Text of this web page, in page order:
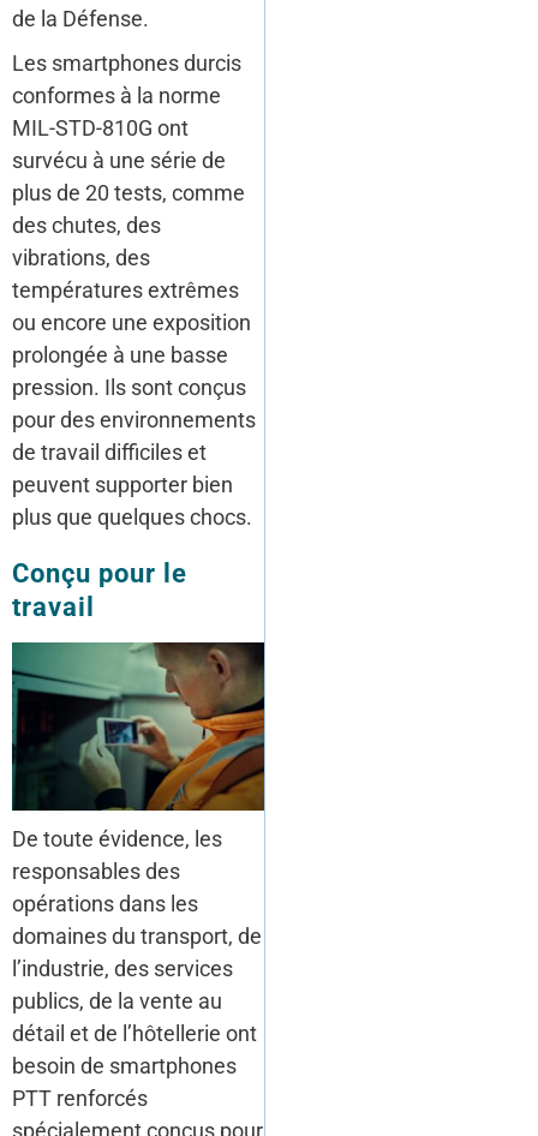
de la Défense.
Les smartphones durcis
conformes à la norme
MIL-STD-810G ont
survécu à une série de
plus de 20 tests, comme
des chutes, des
vibrations, des
températures extrêmes
ou encore une exposition
prolongée à une basse
pression. Ils sont conçus
pour des environnements
de travail difficiles et
peuvent supporter bien
plus que quelques chocs.
Conçu pour le
travail
De toute évidence, les
responsables des
opérations dans les
domaines du transport, de
l’industrie, des services
publics, de la vente au
détail et de l’hôtellerie ont
besoin de smartphones
PTT renforcés
spécialement conçus pour